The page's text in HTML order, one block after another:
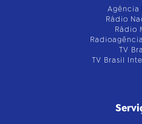
Agência
Rádio
Rádio
TV
TV Brasil